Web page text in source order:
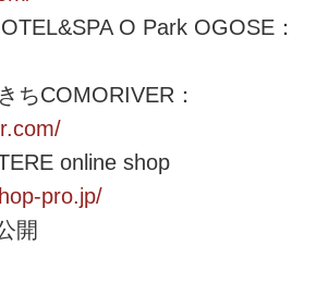
O Park OGOSE：
ちCOMORIVER：
online shop
pro.jp/
開